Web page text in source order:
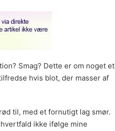
Smag? Dette er om noget et
hvis blot, der masser af
til, med et fornutigt lag smør.
ikke ifølge mine